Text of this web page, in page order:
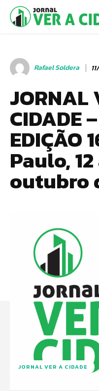
Rafael Soldera
JORNAL
CIDADE
EDIÇÃO
Paulo,
outubro
JORNAL VER A CIDADE